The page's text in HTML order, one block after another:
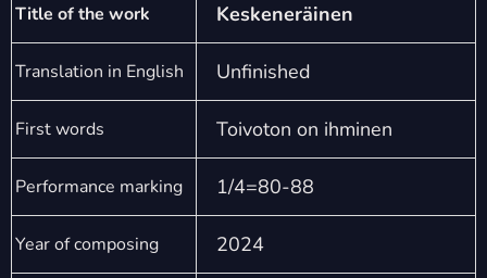
Title of the work Keskeneräinen
Translation in English Unfinished
First words Toivoton on ihminen
Performance marking 1/4=80-88
Year of composing 2024